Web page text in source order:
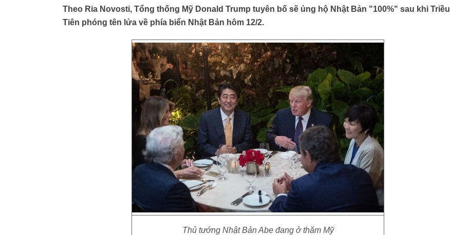
Theo Ria Novosti, Tổng thống Mỹ Donald Trump tuyên bố sẽ ủng hộ Nhật Bản "100%" sau khi Triều
Tiên phóng tên lửa về phía biển Nhật Bản hôm 12/2.
Thủ tướng Nhật Bản Abe đang ở thăm Mỹ